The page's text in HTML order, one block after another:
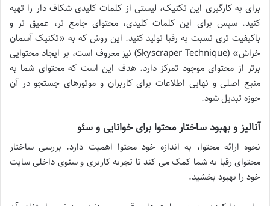
برای به کارگیری این تکنیک، لیستی از کلمات کلیدی شکاف دار را تهیه
کنید. سپس برای این کلمات کلیدی، محتوای جامع تر، عمیق تر و
باکیفیت تری نسبت به رقبا تولید کنید. این روش که به «تکنیک آسمان
خراش» (Skyscraper Technique) نیز معروف است، بر ایجاد محتوایی
برتر از محتوای موجود تمرکز دارد. هدف این است که محتوای شما به
منبع اصلی و نهایی اطلاعات برای کاربران و موتورهای جستجو در آن
حوزه تبدیل شود.
آنالیز و بهبود ساختار محتوا برای خوانایی و سئو
نحوه ارائه محتوا، به اندازه خود محتوا اهمیت دارد. بررسی ساختار
محتوای رقبا به شما کمک می کند تا تجربه کاربری و سئوی داخلی سایت
خود را بهبود بخشید.